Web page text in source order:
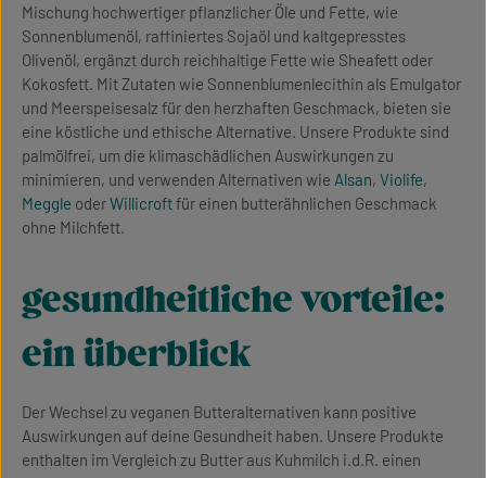
Mischung hochwertiger pflanzlicher Öle und Fette, wie
Sonnenblumenöl, raffiniertes Sojaöl und kaltgepresstes
Olivenöl, ergänzt durch reichhaltige Fette wie Sheafett oder
Kokosfett. Mit Zutaten wie Sonnenblumenlecithin als Emulgator
und Meerspeisesalz für den herzhaften Geschmack, bieten sie
eine köstliche und ethische Alternative. Unsere Produkte sind
palmölfrei, um die klimaschädlichen Auswirkungen zu
minimieren, und verwenden Alternativen wie Alsan, Violife,
Meggle oderWillicroftfür einen butterähnlichen Geschmack
ohne Milchfett.
gesundheitliche vorteile:
ein überblick
Der Wechsel zu veganen Butteralternativen kann positive
Auswirkungen auf deine Gesundheit haben. Unsere Produkte
enthalten im Vergleich zu Butter aus Kuhmilch i.d.R. einen